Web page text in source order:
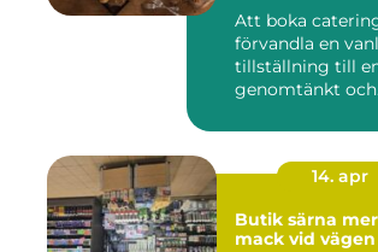
Att boka
förvandla en
tillställning till
genomtänkt och
14. apr
Butik särna mer än bara en
mack vid vägen